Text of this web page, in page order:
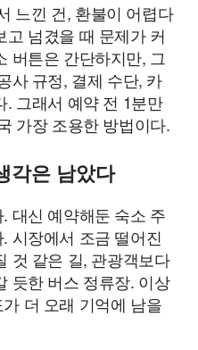
느낀 건, 환불이 어렵다
넘겼을 때 문제가 커
버튼은 간단하지만, 그
사 규정, 결제 수단, 카
. 그래서 예약 전 1분만
가장 조용한 방법이다.
각은 남았다
대신 예약해둔 숙소 주
시장에서 조금 떨어진
것 같은 길, 관광객보다
듯한 버스 정류장. 이상
더 오래 기억에 남을